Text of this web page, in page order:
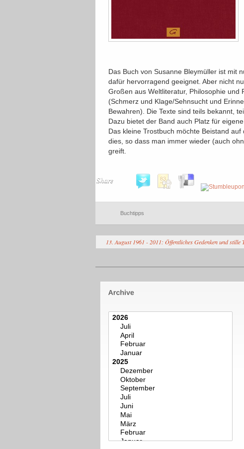
Das Buch von Susanne Bleymüller ist mit
dafür hervorragend geeignet. Aber nicht
Großen aus Weltliteratur, Philosophie und
(Schmerz und Klage/Sehnsucht und
Bewahren). Die Texte sind teils bekannt,
Dazu bietet der Band auch Platz für eigene
Das kleine Trostbuch möchte Beistand
dies, so dass man immer wieder (auch
greift.
Share
Buchtipps
13. August 1961 - 2011: Öffentliches Gedenken und stille